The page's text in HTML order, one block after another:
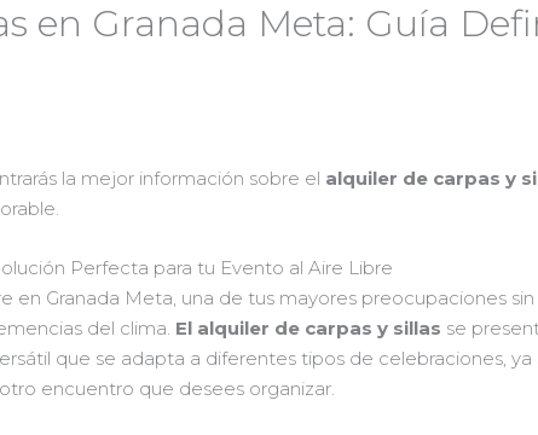
en Granada Meta: Guía
la mejor información sobre el alquiler de carpas y
Perfecta para tu Evento al Aire Libre
en Granada Meta, una de tus mayores preocupaciones
del clima. El alquiler de carpas y sillas se
que se adapta a diferentes tipos de celebraciones, ya
encuentro que desees organizar.